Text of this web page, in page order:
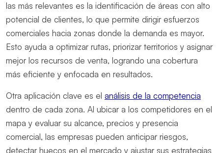
las más relevantes es la identificación de áreas con alto
potencial de clientes, lo que permite dirigir esfuerzos
comerciales hacia zonas donde la demanda es mayor.
Esto ayuda a optimizar rutas, priorizar territorios y asignar
mejor los recursos de venta, logrando una cobertura
más eficiente y enfocada en resultados.
Otra aplicación clave es el análisis de la competencia
dentro de cada zona. Al ubicar a los competidores en el
mapa y evaluar su alcance, precios y presencia
comercial, las empresas pueden anticipar riesgos,
detectar huecos en el mercado y ajustar sus estrategias